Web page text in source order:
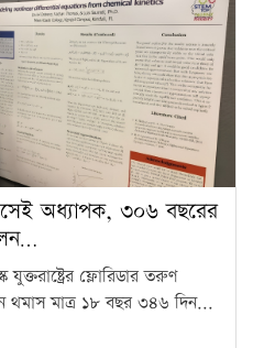
অধ্যাপক, ৩০৬ বছরের
যুক্তরাষ্ট্রের ফ্লোরিডার তরুণ
থমাস মাত্র ১৮ বছর ৩৪৬ দিন...